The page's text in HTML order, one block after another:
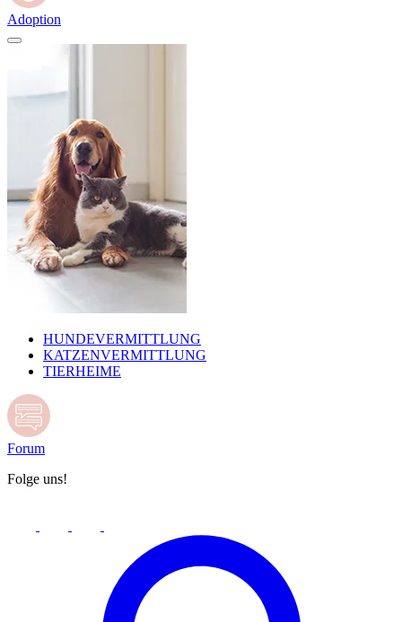
Adoption
HUNDEVERMITTLUNG
KATZENVERMITTLUNG
TIERHEIME
Forum
Folge uns!